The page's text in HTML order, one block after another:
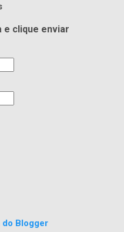
e clique enviar
Blogger